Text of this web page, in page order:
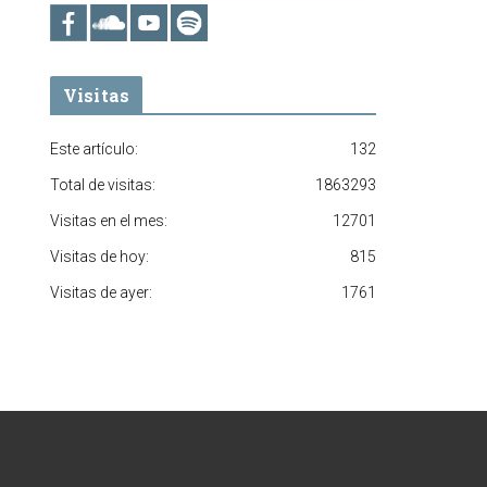
Visitas
132
Este artículo:
1863293
Total de visitas:
12701
Visitas en el mes:
815
Visitas de hoy:
1761
Visitas de ayer: